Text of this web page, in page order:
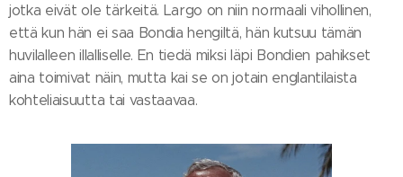
jotka eivät ole tärkeitä. Largo on niin normaali vihollinen,
että kun hän ei saa Bondia hengiltä, hän kutsuu tämän
huvilalleen illalliselle. En tiedä miksi läpi Bondien pahikset
aina toimivat näin, mutta kai se on jotain englantilaista
kohteliaisuutta tai vastaavaa.